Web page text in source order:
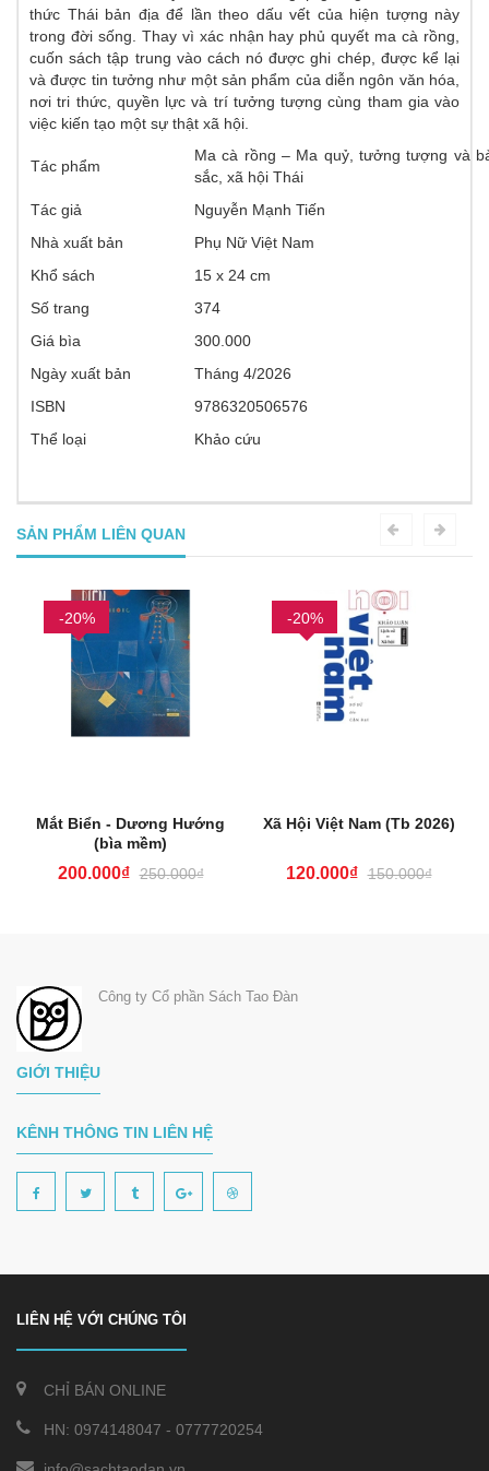
thức Thái bản địa để lần theo dấu vết của hiện tượng này
trong đời sống. Thay vì xác nhận hay phủ quyết ma cà rồng,
cuốn sách tập trung vào cách nó được ghi chép, được kể lại
và được tin tưởng như một sản phẩm của diễn ngôn văn hóa,
nơi tri thức, quyền lực và trí tưởng tượng cùng tham gia vào
việc kiến tạo một sự thật xã hội.
Tác phẩm
Ma cà rồng – Ma quỷ, tưởng tượng và
sắc, xã hội Thái
Tác giả
Nguyễn Mạnh Tiến
Nhà xuất bản
Phụ Nữ Việt Nam
Khổ sách
15 x 24 cm
Số trang
374
Giá bìa
300.000
Ngày xuất bản
Tháng 4/2026
ISBN
9786320506576
Thể loại
Khảo cứu
SẢN PHẨM LIÊN QUAN
-20%
Mắt Biển - Dương Hướng
(bìa mềm)
200.000₫ 250.000₫
-20%
Xã Hội Việt Nam (Tb 2026)
120.000₫ 150.000₫
GIỚI THIỆU
Công ty Cổ phần Sách Tao Đàn
KÊNH THÔNG TIN LIÊN HỆ
LIÊN HỆ VỚI CHÚNG TÔI
CHỈ BÁN ONLINE
HN: 0974148047 - 0777720254